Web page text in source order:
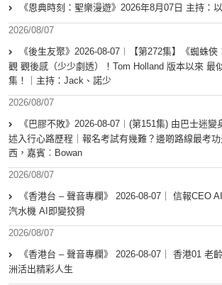
《恩典時刻：聖樂漫遊》2026年8月07日 主持：
2026/08/07
《後生友聚》2026-08-07︱【第272集】《蜘蛛
觀 觀後感（少少劇透）！Tom Holland 版本以來 最
集！｜主持：Jack、諾少
2026/08/07
《巴膠不敗》2026-08-07︱(第151集) 由巴士迷
述入行心路歷程｜報名考試有幾難？邊啲路線最考
西，嘉賓︰Bowan
2026/08/07
《香港台 – 聲音專欄》 2026-08-07｜ 信報CEO
汽水機 AI即變狡猾
2026/08/07
《香港台 – 聲音專欄》 2026-08-07｜ 香港01 老
洲活出精彩人生